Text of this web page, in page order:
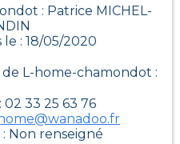
: Patrice MICHEL-
: 18/05/2020
L-home-chamondot :
33 25 63 76
Non renseigné